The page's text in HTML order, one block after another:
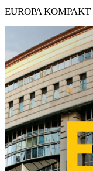
EUROPA KOMPAKT